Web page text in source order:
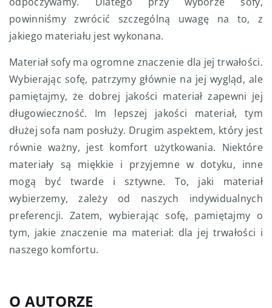
powinniśmy zwrócić szczególną uwagę na to, z
jakiego materiału jest wykonana.
Materiał sofy ma ogromne znaczenie dla jej trwałości.
Wybierając sofę, patrzymy głównie na jej wygląd, ale
pamiętajmy, że dobrej jakości materiał zapewni jej
długowieczność. Im lepszej jakości materiał, tym
dłużej sofa nam posłuży. Drugim aspektem, który jest
równie ważny, jest komfort użytkowania. Niektóre
materiały są miękkie i przyjemne w dotyku, inne
mogą być twarde i sztywne. To, jaki materiał
wybierzemy, zależy od naszych indywidualnych
preferencji. Zatem, wybierając sofę, pamiętajmy o
tym, jakie znaczenie ma materiał: dla jej trwałości i
naszego komfortu.
O AUTORZE